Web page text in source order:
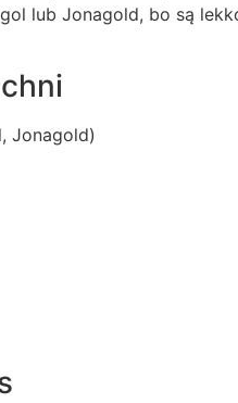
lub Jonagold, bo są
Jonagold)